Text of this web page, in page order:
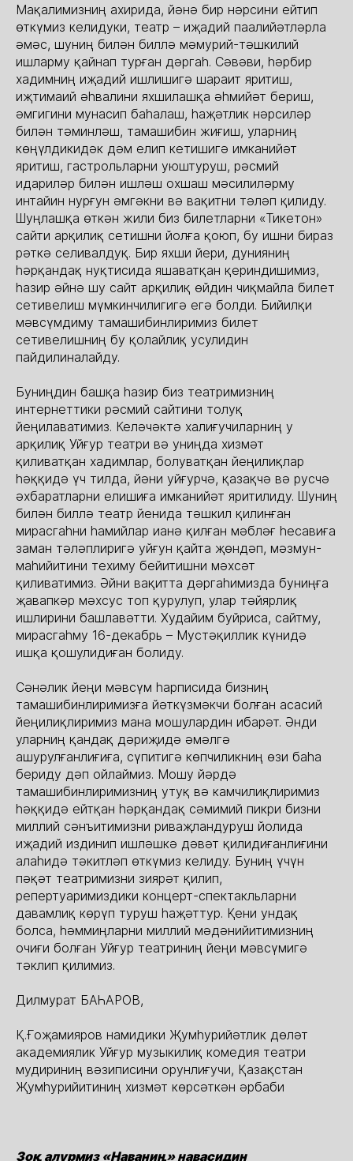
Мақалимизниң ахирида, йәнә бир нәрсини ейтип
өткүмиз келидуки, театр – иҗадий паалийәтләрла
әмәс, шуниң билән биллә мәмурий-тәшкилий
ишларму қайнап турған дәргаһ. Сәвәви, һәрбир
хадимниң иҗадий ишлишигә шараит яритиш,
иҗтимаий әһвалини яхшилашқа әһмийәт бериш,
әмгигини мунасип баһалаш, һаҗәтлик нәрсиләр
билән тәминләш, тамашибин жиғиш, уларниң
көңүлдикидәк дәм елип кетишигә имканийәт
яритиш, гастрольларни уюштуруш, рәсмий
идариләр билән ишләш охшаш мәсилиләрму
интайин нурғун әмгәкни вә вақитни тәләп қилиду.
Шуңлашқа өткән жили биз билетларни «Тикетон»
сайти арқилиқ сетишни йолға қоюп, бу ишни бираз
рәткә селивалдуқ. Бир яхши йери, дунияниң
һәрқандақ нуқтисида яшаватқан қериндишимиз,
һазир әйнә шу сайт арқилиқ өйдин чиқмайла билет
сетивелиш мүмкинчилигигә егә болди. Бийилқи
мәвсүмдиму тамашибинлиримиз билет
сетивелишниң бу қолайлиқ усулидин
пайдилиналайду.
Буниңдин башқа һазир биз театримизниң
интернеттики рәсмий сайтини толуқ
йеңилаватимиз. Келәчәктә халиғучиларниң у
арқилиқ Уйғур театри вә униңда хизмәт
қиливатқан хадимлар, болуватқан йеңилиқлар
һәққидә үч тилда, йәни уйғурчә, қазақчә вә русчә
әхбаратларни елишиға имканийәт яритилиду. Шуниң
билән биллә театр йенида тәшкил қилинған
мирасгаһни һамийлар ианә қилған мәбләғ һесавиға
заман тәләплиригә уйғун қайта җөндәп, мәзмун-
маһийитини техиму бейитишни мәхсәт
қиливатимиз. Әйни вақитта дәргаһимизда буниңға
җавапкәр мәхсус топ қурулуп, улар тәйярлиқ
ишлирини башлавәтти. Худайим буйриса, сайтму,
мирасгаһму 16-декабрь – Мустәқиллик күнидә
ишқа қошулидиған болиду.
Сәнәлик йеңи мәвсүм һарписида бизниң
тамашибинлиримизға йәткүзмәкчи болған асасий
йеңилиқлиримиз мана мошулардин ибарәт. Әнди
уларниң қандақ дәриҗидә әмәлгә
ашурулғанлиғиға, сүпитигә көпчиликниң өзи баһа
бериду дәп ойлаймиз. Мошу йәрдә
тамашибинлиримизниң утуқ вә камчилиқлиримиз
һәққидә ейтқан һәрқандақ сәмимий пикри бизни
миллий сәнъитимизни риваҗландуруш йолида
иҗадий издинип ишләшкә дәвәт қилидиғанлиғини
алаһидә тәкитләп өткүмиз келиду. Буниң үчүн
пәқәт театримизни зиярәт қилип,
репертуаримиздики концерт-спектакльларни
давамлиқ көрүп туруш һаҗәттур. Қени ундақ
болса, һәммиңларни миллий мәдәнийитимизниң
очиғи болған Уйғур театриниң йеңи мәвсүмигә
тәклип қилимиз.
Дилмурат БАҺАРОВ,
Қ.Ғоҗамияров намидики Җумһурийәтлик дөләт
академиялик Уйғур музыкилиқ комедия театри
мудириниң вәзиписини орунлиғучи, Қазақстан
Җумһурийитиниң хизмәт көрсәткән әрбаби
Зоқ алурмиз «Наваниң» навасидин